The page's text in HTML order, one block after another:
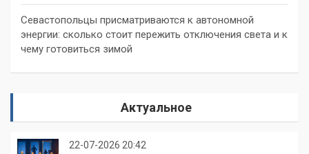
Севастопольцы присматриваются к автономной
энергии: сколько стоит пережить отключения света и к
чему готовиться зимой
Актуальное
22-07-2026 20:42